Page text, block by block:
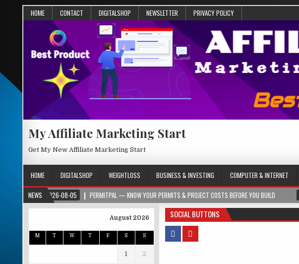
HOME CONTACT DIGITALSHOP NEWSLETTER PRIVACY POLICY
My Affiliate Marketing Start
Get My New Affiliate Marketing Start
HOME DIGITALSHOP WEIGHTLOSS BUSINESS & INVESTING COMPUTER & INTERNET
NEWS
2026-08-05 PERMITPAL — KNOW YOUR PERMITS & PROJECT COSTS BEFORE YOU BUILD 2026-08-05
SOCIAL BUTTONS
August 2026
M T W T F S S
1 2